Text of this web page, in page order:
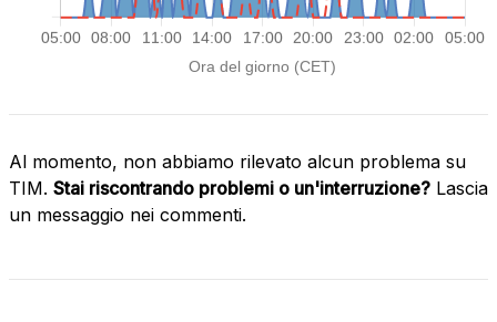
Al momento, non abbiamo rilevato alcun problema su
TIM. Stai riscontrando problemi o un'interruzione? Lascia
un messaggio nei commenti.